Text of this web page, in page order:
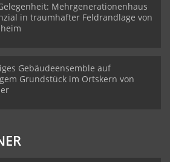
Mehrgenerationenhaus
in traumhafter Feldrandlage von
Gebäudeensemble auf
Grundstück im Ortskern von